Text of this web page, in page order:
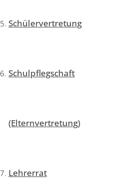
Schülervertretung
Schulpflegschaft
(Elternvertretung)
Lehrerrat